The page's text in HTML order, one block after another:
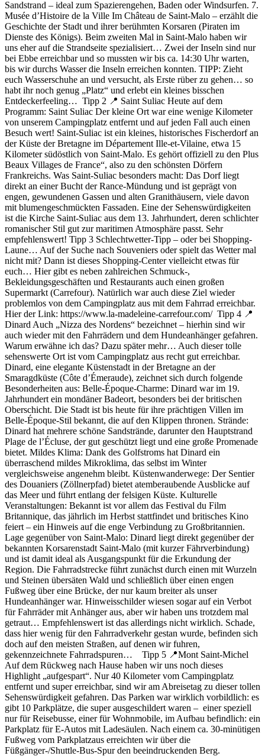
Sandstrand – ideal zum Spazierengehen, Baden oder Windsurfen. 7.
Musée d’Histoire de la Ville Im Château de Saint-Malo – erzählt die
Geschichte der Stadt und ihrer berühmten Korsaren (Piraten im
Dienste des Königs). Beim zweiten Mal in Saint-Malo haben wir
uns eher auf die Strandseite spezialisiert… Zwei der Inseln sind nur
bei Ebbe erreichbar und so mussten wir bis ca. 14:30 Uhr warten,
bis wir durchs Wasser die Inseln erreichen konnten. TIPP: Zieht
euch Wasserschuhe an und versucht, als Erste rüber zu gehen… so
habt ihr noch genug „Platz“ und erlebt ein kleines bisschen
Entdeckerfeeling… Tipp 2 📍 Saint Suliac Heute auf dem
Programm: Saint Suliac Der kleine Ort war eine wenige Kilometer
von unserem Campingplatz entfernt und auf jeden Fall auch einen
Besuch wert! Saint-Suliac ist ein kleines, historisches Fischerdorf an
der Küste der Bretagne im Département Ille-et-Vilaine, etwa 15
Kilometer südöstlich von Saint-Malo. Es gehört offiziell zu den Plus
Beaux Villages de France“, also zu den schönsten Dörfern
Frankreichs. Was Saint-Suliac besonders macht: Das Dorf liegt
direkt an einer Bucht der Rance-Mündung und ist geprägt von
engen, gewundenen Gassen und alten Granithäusern, viele davon
mit blumengeschmückten Fassaden. Eine der Sehenswürdigkeiten
ist die Kirche Saint-Suliac aus dem 13. Jahrhundert, deren schlichter
romanischer Stil gut zur maritimen Atmosphäre passt. Sehr
empfehlenswert! Tipp 3 Schlechtwetter-Tipp – oder bei Shopping-
Laune… Auf der Suche nach Souveniers oder spielt das Wetter mal
nicht mit? Dann ist dieses Shopping-Center vielleicht etwas für
euch… Hier gibt es neben zahlreichen Schmuck-,
Bekleidungsgeschäften und Restaurants auch einen großen
Supermarkt (Carrefour). Natürlich war auch diese Ziel wieder
problemlos von dem Campingplatz aus mit dem Fahrrad erreichbar.
Hier der Link: https://www.la-madeleine-carrefour.com/ Tipp 4 📍
Dinard Auch „Nizza des Nordens“ bezeichnet – hierhin sind wir
auch wieder mit den Fahrrädern und dem Hundeanhänger gefahren.
Warum erwähne ich das? Dazu später mehr… Auch dieser tolle
sehenswerte Ort ist vom Campingplatz aus recht gut erreichbar.
Dinard, eine elegante Küstenstadt in der Bretagne an der
Smaragdküste (Côte d’Émeraude), zeichnet sich durch folgende
Besonderheiten aus: Belle-Époque-Charme: Dinard war im 19.
Jahrhundert ein mondäner Badeort, besonders bei der britischen
Oberschicht. Die Stadt ist bis heute für ihre prächtigen Villen im
Belle-Époque-Stil bekannt, die auf den Klippen thronen. Strände:
Dinard hat mehrere schöne Sandstrände, darunter den Hauptstrand
Plage de l’Écluse, der gut geschützt liegt und eine große Promenade
bietet. Mildes Klima: Dank des Golfstroms hat Dinard ein
überraschend mildes Mikroklima, das selbst im Winter
vergleichsweise angenehm bleibt. Küstenwanderwege: Der Sentier
des Douaniers (Zöllnerpfad) bietet atemberaubende Ausblicke auf
das Meer und führt entlang der felsigen Küste. Kulturelle
Veranstaltungen: Bekannt ist vor allem das Festival du Film
Britannique, das jährlich im Herbst stattfindet und britisches Kino
feiert – ein Hinweis auf die enge Verbindung zu Großbritannien.
Lage gegenüber von Saint-Malo: Dinard liegt direkt gegenüber der
bekannten Korsarenstadt Saint-Malo (mit kurzer Fährverbindung)
und ist damit ideal als Ausgangspunkt für die Erkundung der
Region. Die Fahrradstrecke führt zunächst durch einen mit Wurzeln
und Steinen übersäten Wald und schließlich über einen engen
Fußweg über eine Brücke, der nur kaum breiter als unser
Hundeanhänger war. Hinweisschilder wiesen sogar auf ein Verbot
für Fahrräder mit Anhänger aus, aber wir haben uns trotzdem mal
getraut… Empfehlenswert ist das allerdings nicht wirklich. Schade,
dass hier wenig für den Fahrradverkehr gestan wurde, befinden sich
doch auf den meisten Straßen, auf denen wir fuhren,
gekennzeichnete Fahrradspuren… Tipp 5 📍Mont Saint-Michel
Auf dem Rückweg nach Hause haben wir uns noch dieses
Highlight „aufgespart“. Nur 40 Kilometer vom Campingplatz
entfernt und super erreichbar, sind wir am Abreisetag zu dieser tollen
Sehenswürdigkeit gefahren. Das Parken war wirklich vorbildlich: es
gibt 10 Parkplätze, die super ausgeschildert waren – einer speziell
nur für Reisebusse, einer für Wohnmobile, im Aufbau befindlich: ein
Parkplatz für E-Autos mit Ladesäulen. Nach einem ca. 30-minütigen
Fußweg vom Parkplatzaus erreichten wir über die
Füßgänger-/Shuttle-Bus-Spur den beeindruckenden Berg.